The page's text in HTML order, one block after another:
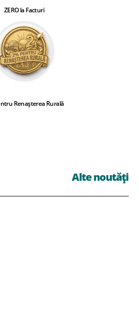
ZERO la Facturi
Renașterea Rurală
Alte noutăți